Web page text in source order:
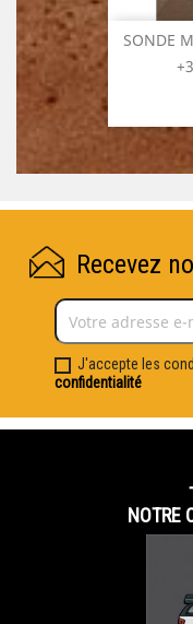
SONDE
Recevez
J'accepte les
confidentialité
NOTRE